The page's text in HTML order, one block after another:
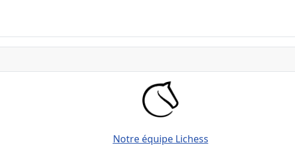
Notre équipe Lichess